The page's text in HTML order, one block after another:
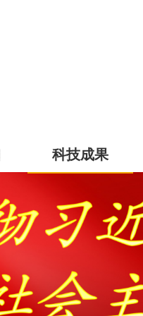
科技成果